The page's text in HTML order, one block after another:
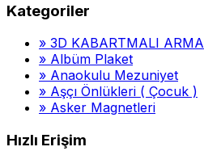
Kategoriler
» 3D KABARTMALI ARMA
» Albüm Plaket
» Anaokulu Mezuniyet
» Aşçı Önlükleri ( Çocuk )
» Asker Magnetleri
Hızlı Erişim